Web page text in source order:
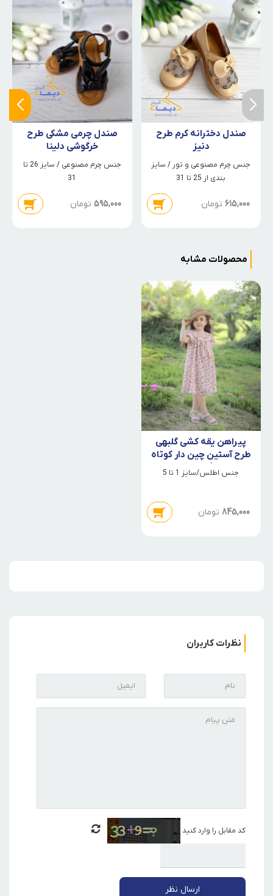
صندل دخترانه کرم طرح
دنیز
جنس چرم مصنوعی و تور / سایز
بندی از 25 تا 31
615,000 تومان
صندل چرمی مشکی طرح
خرگوشی دلینا
جنس چرم مصنوعی / سایز 26 تا
31
595,000 تومان
محصولات مشابه
پیراهن یقه کشی گلبهی
طرح آستین چین دار کوتاه
فرشته
جنس اطلس/سایز 1 تا 5
845,000 تومان
نظرات کاربران
کد مقابل را وارد کنید
ارسال نظر